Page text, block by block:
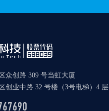
众创路 309 号当虹大厦
创业中路 32 号楼（3号电梯）4 层